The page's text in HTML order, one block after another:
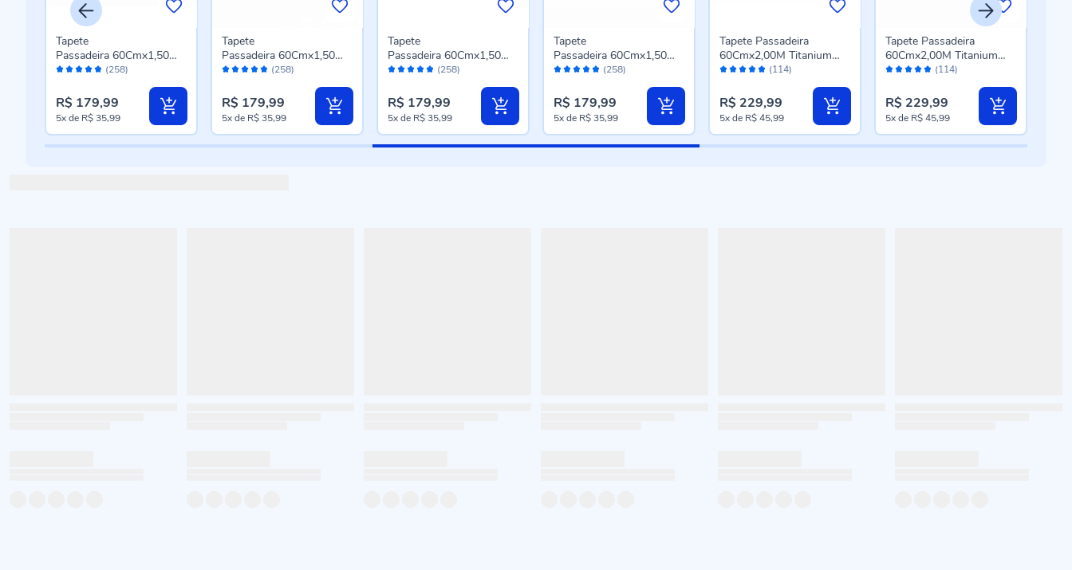
Avaliação: (258)
Tapete
Passadeira 60Cmx1,50
M Titanium Havan Casa -
R$ 179,99
5xde R$ 35,99
Avaliação: (258)
Tapete
Passadeira 60Cmx1,50
M Titanium Havan Casa -
R$ 179,99
5xde R$ 35,99
Avaliação: (258)
Tapete
Passadeira 60Cmx1,50
M Titanium Havan Casa -
R$ 179,99
5xde R$ 35,99
Avaliação: (258)
Tapete
Passadeira 60Cmx1,50
M Titanium Havan Casa -
R$ 179,99
5xde R$ 35,99
Avaliação: (114)
Tapete Passadeira
60Cmx2,00M Titanium
Havan Casa - Preto
R$ 229,99
5xde R$ 45,99
Avaliação: (114)
Tapete Passadeira
60Cmx2,00M Titanium
Havan Casa - Marrom
R$ 229,99
5xde R$ 45,99